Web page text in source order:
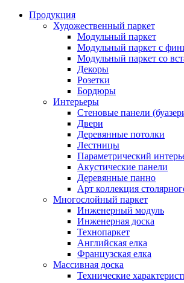
Продукция
Художественный паркет
Модульный паркет
Модульный паркет с
Модульный паркет со
Декоры
Розетки
Бордюры
Интерьеры
Стеновые панели
Двери
Деревянные потолки
Лестницы
Параметрический
Акустические панели
Деревянные панно
Арт коллекция
Многослойный паркет
Инженерный модуль
Инженерная доска
Технопаркет
Английская елка
Французская елка
Массивная доска
Технические